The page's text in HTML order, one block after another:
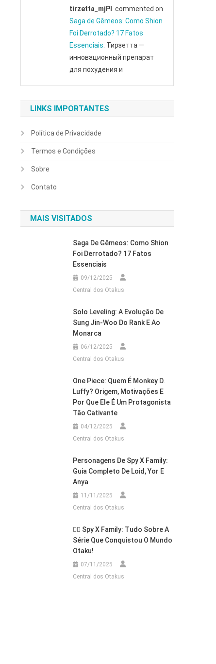
tirzetta_mjPl
commented on
Saga de Gêmeos: Como Shion
Foi Derrotado? 17 Fatos
Essenciais: Тирзетта —
инновационный препарат
для похудения и
LINKS IMPORTANTES
Política de Privacidade
Termos e Condições
Sobre
Contato
MAIS VISITADOS
Saga De Gêmeos: Como Shion
Foi Derrotado? 17 Fatos
Essenciais
09/12/2025
Central dos Otakus
Solo Leveling: A Evolução De
Sung Jin-Woo Do Rank E Ao
Monarca
06/12/2025
Central dos Otakus
One Piece: Quem É Monkey D.
Luffy? Origem, Motivações E
Por Que Ele É Um Protagonista
Tão Cativante
04/12/2025
Central dos Otakus
Personagens De Spy X Family:
Guia Completo De Loid, Yor E
Anya
11/11/2025
Central dos Otakus
🕵️‍♂️ Spy X Family: Tudo Sobre A
Série Que Conquistou O Mundo
Otaku!
07/11/2025
Central dos Otakus